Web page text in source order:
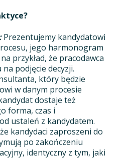
Prezentujemy kandydatowi
jego harmonogram
przykład, że pracodawca
podjęcie decyzji.
który będzie
w danym procesie
dostaje też
forma, czas i
ustaleń z kandydatem.
kandydaci zaproszeni do
po zakończeniu
identyczny z tym, jaki